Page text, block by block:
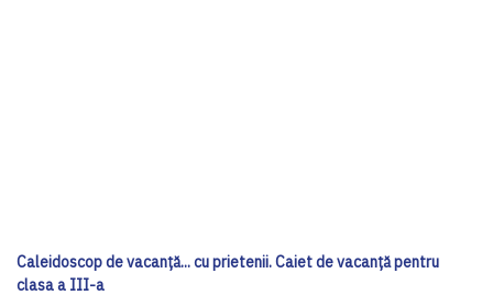
Caleidoscop de vacanță... cu prietenii. Caiet de vacanţă pentru
clasa a III-a